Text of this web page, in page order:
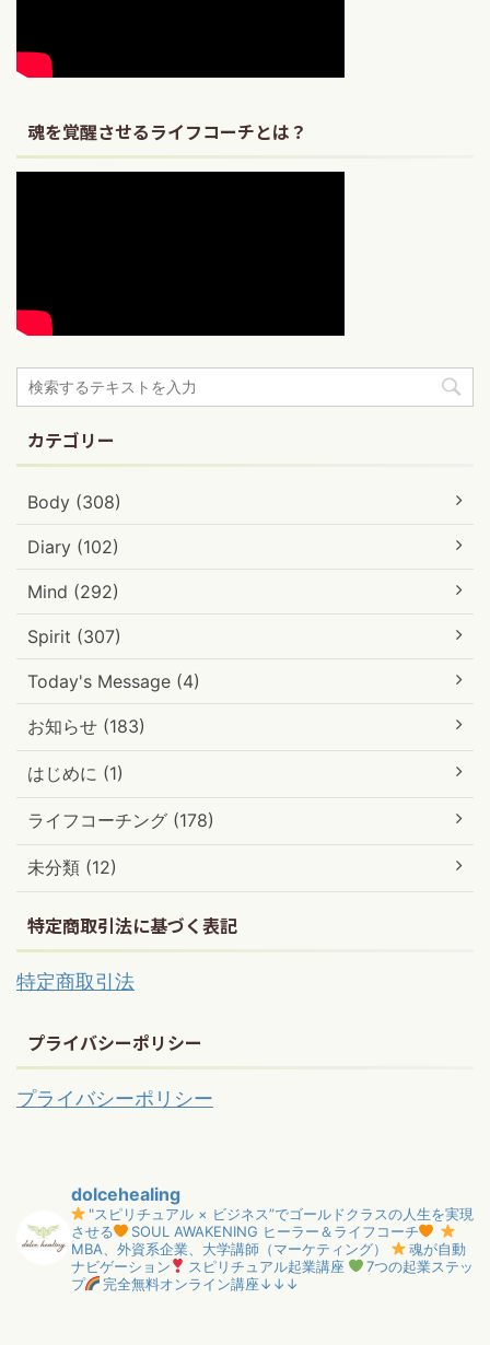
魂を覚醒させるライフコーチとは？
カテゴリー
Body (308)
Diary (102)
Mind (292)
Spirit (307)
Today's Message (4)
お知らせ (183)
はじめに (1)
ライフコーチング (178)
未分類 (12)
特定商取引法に基づく表記
特定商取引法
プライバシーポリシー
プライバシーポリシー
dolcehealing
"スピリチュアル × ビジネス”でゴールドクラスの人生を実現
させる
SOUL AWAKENING ヒーラー＆ライフコーチ
MBA、外資系企業、大学講師（マーケティング）
魂が自動
ナビゲーション
スピリチュアル起業講座
7つの起業ステッ
プ
完全無料オンライン講座↓↓↓